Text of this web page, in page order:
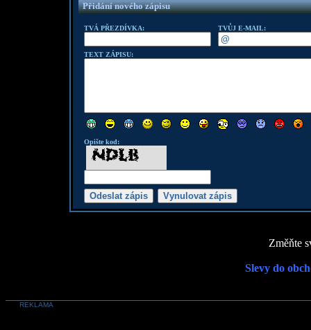
Přidání nového zápisu
TVÁ PŘEZDÍVKA: TVŮJ E-MAIL:
TEXT ZÁPISU:
Opište kod:
Změňte
Slevy do
REKLAMA